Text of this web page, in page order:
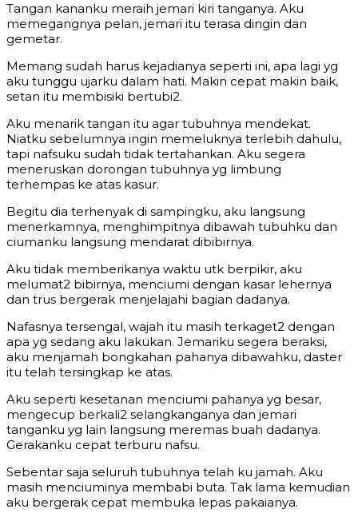
Tangan kananku meraih jemari kiri tanganya. Aku
memegangnya pelan, jemari itu terasa dingin dan
gemetar.
Memang sudah harus kejadianya seperti ini, apa lagi yg
aku tunggu ujarku dalam hati. Makin cepat makin baik,
setan itu membisiki bertubi2.
Aku menarik tangan itu agar tubuhnya mendekat.
Niatku sebelumnya ingin memeluknya terlebih dahulu,
tapi nafsuku sudah tidak tertahankan. Aku segera
meneruskan dorongan tubuhnya yg limbung
terhempas ke atas kasur.
Begitu dia terhenyak di sampingku, aku langsung
menerkamnya, menghimpitnya dibawah tubuhku dan
ciumanku langsung mendarat dibibirnya.
Aku tidak memberikanya waktu utk berpikir, aku
melumat2 bibirnya, menciumi dengan kasar lehernya
dan trus bergerak menjelajahi bagian dadanya.
Nafasnya tersengal, wajah itu masih terkaget2 dengan
apa yg sedang aku lakukan. Jemariku segera beraksi,
aku menjamah bongkahan pahanya dibawahku, daster
itu telah tersingkap ke atas.
Aku seperti kesetanan menciumi pahanya yg besar,
mengecup berkali2 selangkanganya dan jemari
tanganku yg lain langsung meremas buah dadanya.
Gerakanku cepat terburu nafsu.
Sebentar saja seluruh tubuhnya telah ku jamah. Aku
masih menciuminya membabi buta. Tak lama kemudian
aku bergerak cepat membuka lepas pakaianya.